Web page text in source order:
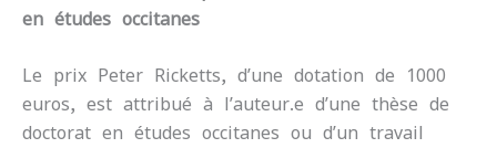
en études occitanes
Le prix Peter Ricketts, d’une dotation de 1000
euros, est attribué à l’auteur.e d’une thèse de
doctorat en études occitanes ou d’un travail